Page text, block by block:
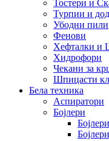
Тостери и
Турпии и
Убодни пили
Фенови
Хефталки и
Хидрофори
Чекани за
Шпицасти
Бела техника
Аспиратори
Бојлери